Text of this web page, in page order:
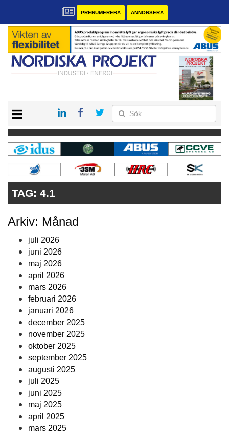
PRENUMERERA ANNONSERA
KONTAKT
VÅRA ANDRA MAGASIN
PRENUMERERA
ANNONSERA
TAG: 4.1
Arkiv: Månad
juli 2026
juni 2026
maj 2026
april 2026
mars 2026
februari 2026
januari 2026
december 2025
november 2025
oktober 2025
september 2025
augusti 2025
juli 2025
juni 2025
maj 2025
april 2025
mars 2025